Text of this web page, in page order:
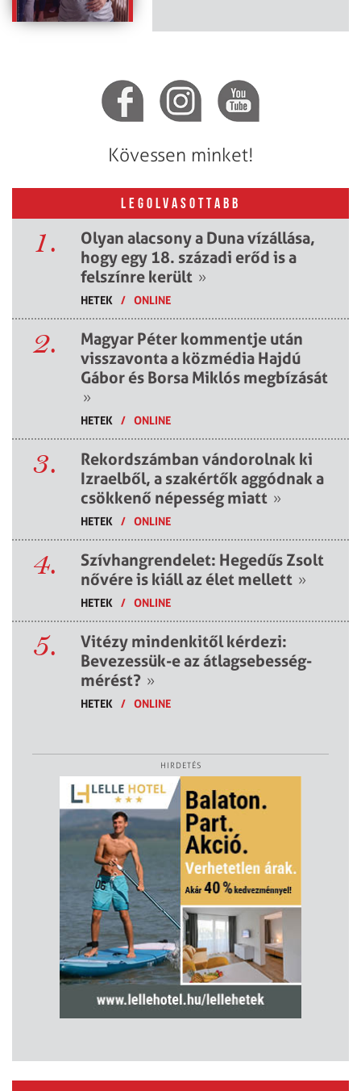
Kövessen minket!
LEGOLVASOTTABB
1.
Olyan alacsony a Duna vízállása,
hogy egy 18. századi erőd is a
felszínre került »
HETEK / ONLINE
2.
Magyar Péter kommentje után
visszavonta a közmédia Hajdú
Gábor és Borsa Miklós megbízását
»
HETEK / ONLINE
3.
Rekordszámban vándorolnak ki
Izraelből, a szakértők aggódnak a
csökkenő népesség miatt »
HETEK / ONLINE
4.
Szívhangrendelet: Hegedűs Zsolt
nővére is kiáll az élet mellett »
HETEK / ONLINE
5.
Vitézy mindenkitől kérdezi:
Bevezessük-e az átlagsebesség-
mérést? »
HETEK / ONLINE
HIRDETÉS